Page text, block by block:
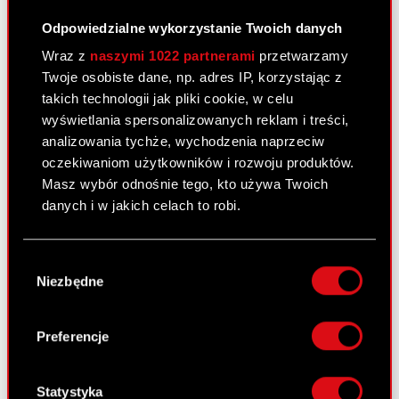
Odpowiedzialne wykorzystanie Twoich danych
Wraz z naszymi 1022 partnerami przetwarzamy
Twoje osobiste dane, np. adres IP, korzystając z
takich technologii jak pliki cookie, w celu
wyświetlania spersonalizowanych reklam i treści,
analizowania tychże, wychodzenia naprzeciw
oczekiwaniom użytkowników i rozwoju produktów.
Masz wybór odnośnie tego, kto używa Twoich
danych i w jakich celach to robi.
lokalizacji geograficznej z dokładnością nawet
Identyfikować Twoje urządzenie, aktywnie
analizując charakteryzującego je zbiory
palca)
zgody
Niezbędne
Preferencje
Statystyka
Raport bieżący nr 45/2022
24 października 2022
Temat: Realizacja i zakończenie skupu akcji
własnych Podstawa prawna: Art. 2 ust. 2 i 3
2016/1052 z dnia 8 marca 2016 roku
Europejskiego i Rady (UE) nr 596/2014…
Czytaj
Załącznik 1 - Zestawienie transakcji na